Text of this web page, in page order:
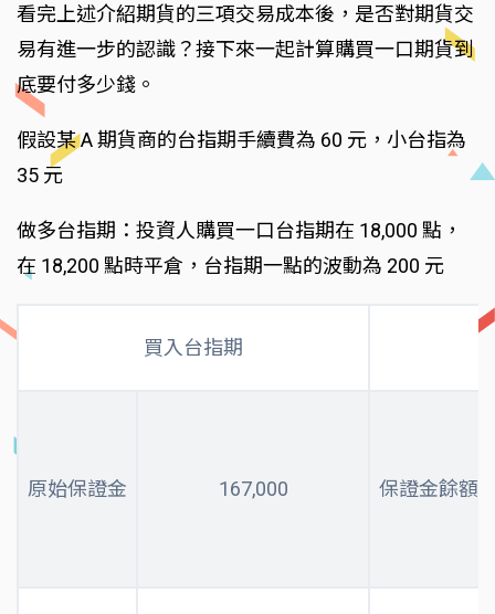
看完上述介紹期貨的三項交易成本後，是否對期貨交
易有進一步的認識？接下來一起計算購買一口期貨到
底要付多少錢。
假設某 A 期貨商的台指期手續費為 60 元，小台指為
35 元
做多台指期：投資人購買一口台指期在 18,000 點，
在 18,200 點時平倉，台指期一點的波動為 200 元
買入台指期
原始保證金 167,000 保證金餘額